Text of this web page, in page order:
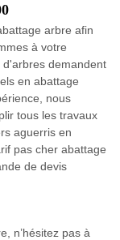
arbre afin
à votre
demandent
en abattage
nous
tous les travaux
aguerris en
pas cher abattage
de devis
n’hésitez pas à